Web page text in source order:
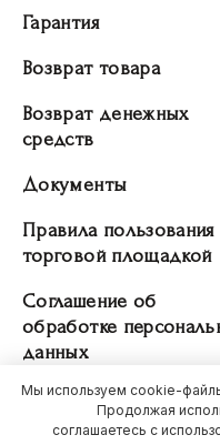
Гарантия
Возврат товара
Возврат денежных
средств
Документы
Правила пользования
торговой площадкой
Соглашение об
обработке
данных
Мы используем cookie-
Продолжая
соглашаетесь с